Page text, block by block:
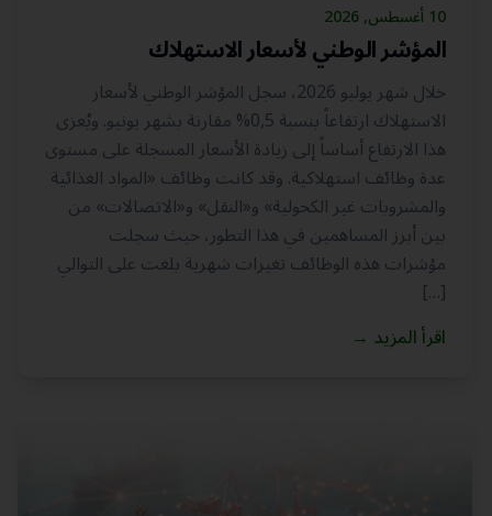
10 أغسطس, 2026
المؤشر الوطني لأسعار الاستهلاك
خلال شهر يوليو 2026، سجل المؤشر الوطني لأسعار
الاستهلاك ارتفاعاً بنسبة 0,5% مقارنة بشهر يونيو. ويُعزى
هذا الارتفاع أساساً إلى زيادة الأسعار المسجلة على مستوى
عدة وظائف استهلاكية. وقد كانت وظائف «المواد الغذائية
والمشروبات غير الكحولية» و«النقل» و«الاتصالات» من
بين أبرز المساهمين في هذا التطور، حيث سجلت
مؤشرات هذه الوظائف تغيرات شهرية بلغت على التوالي
[…]
اقرأ المزيد →